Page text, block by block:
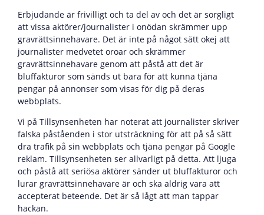
Erbjudande är frivilligt och ta del av och det är sorgligt
att vissa aktörer/journalister i onödan skrämmer upp
gravrättsinnehavare. Det är inte på något sätt okej att
journalister medvetet oroar och skrämmer
gravrättsinnehavare genom att påstå att det är
bluffakturor som sänds ut bara för att kunna tjäna
pengar på annonser som visas för dig på deras
webbplats.
Vi på Tillsynsenheten har noterat att journalister skriver
falska påståenden i stor utsträckning för att på så sätt
dra trafik på sin webbplats och tjäna pengar på Google
reklam. Tillsynsenheten ser allvarligt på detta. Att ljuga
och påstå att seriösa aktörer sänder ut bluffakturor och
lurar gravrättsinnehavare är och ska aldrig vara att
accepterat beteende. Det är så lågt att man tappar
hackan.